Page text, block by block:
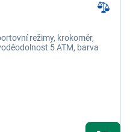
režimy, krokoměr,
5 ATM, barva